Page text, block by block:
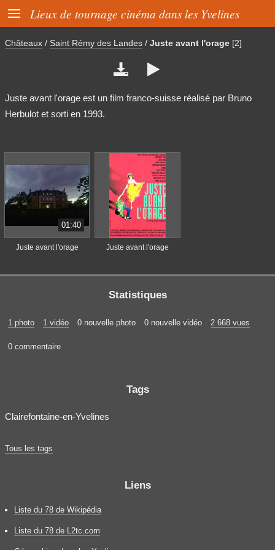
 Lieux de tournage cinéma dans les Yvelines
Châteaux / Saint Rémy des Landes / Juste avant l'orage [2]
 
Juste avant l'orage est un film franco-suisse réalisé par Bruno
Herbulot et sorti en 1993.
01:40
Juste avant l'orage Juste avant l'orage
Statistiques
1 photo 1 vidéo 0 nouvelle photo 0 nouvelle vidéo 2 668 vues
0 commentaire
Tags
Clairefontaine-en-Yvelines
Tous les tags
Liens
Liste du 78 de Wikipédia
Liste du 78 de L2tc.com